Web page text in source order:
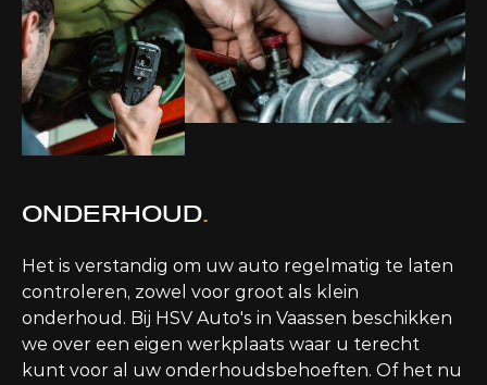
ONDERHOUD.
Het is verstandig om uw auto regelmatig te laten
controleren, zowel voor groot als klein
onderhoud. Bij HSV Auto's in Vaassen beschikken
we over een eigen werkplaats waar u terecht
kunt voor al uw onderhoudsbehoeften. Of het nu